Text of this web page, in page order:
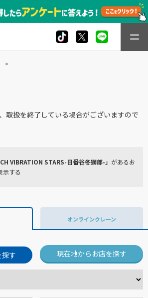
取扱を終了している場合がございますので
VIBRATION STARS-日番谷冬獅郎-」 があるお
示する
オンラインクレーン
す 現在地からお店を探す